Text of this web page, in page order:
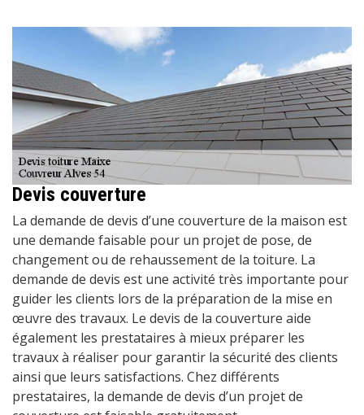
Devis couverture
La demande de devis d’une couverture de la maison est
une demande faisable pour un projet de pose, de
changement ou de rehaussement de la toiture. La
demande de devis est une activité très importante pour
guider les clients lors de la préparation de la mise en
œuvre des travaux. Le devis de la couverture aide
également les prestataires à mieux préparer les
travaux à réaliser pour garantir la sécurité des clients
ainsi que leurs satisfactions. Chez différents
prestataires, la demande de devis d’un projet de